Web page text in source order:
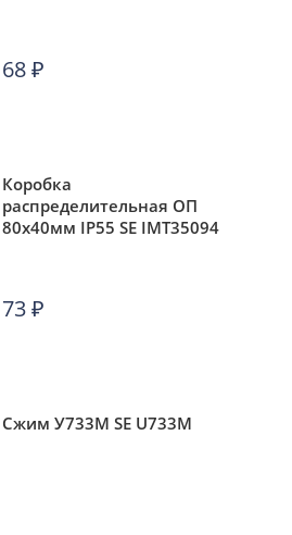
68₽
Коробка
распределительная ОП
80х40мм IP55 SE IMT35094
73₽
Сжим У733М SE U733M